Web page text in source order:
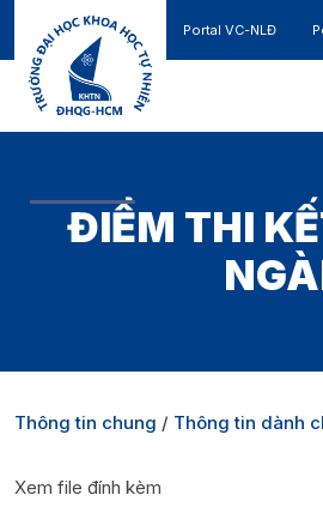
Portal VC-NLĐ
ĐIỂM THI
Thông tin chung / Thông tin dành
Xem file đính kèm